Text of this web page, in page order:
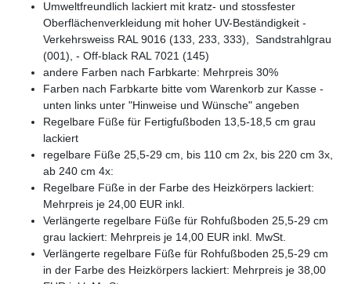
Umweltfreundlich lackiert mit kratz- und stossfester
Oberflächenverkleidung mit hoher UV-Beständigkeit -
Verkehrsweiss RAL 9016 (133, 233, 333), Sandstrahlgrau
(001), - Off-black RAL 7021 (145)
andere Farben nach Farbkarte: Mehrpreis 30%
Farben nach Farbkarte bitte vom Warenkorb zur Kasse -
unten links unter "Hinweise und Wünsche" angeben
Regelbare Füße für Fertigfußboden 13,5-18,5 cm grau
lackiert
regelbare Füße 25,5-29 cm, bis 110 cm 2x, bis 220 cm 3x,
ab 240 cm 4x:
Regelbare Füße in der Farbe des Heizkörpers lackiert:
Mehrpreis je 24,00 EUR inkl.
Verlängerte regelbare Füße für Rohfußboden 25,5-29 cm
grau lackiert: Mehrpreis je 14,00 EUR inkl. MwSt.
Verlängerte regelbare Füße für Rohfußboden 25,5-29 cm
in der Farbe des Heizkörpers lackiert: Mehrpreis je 38,00